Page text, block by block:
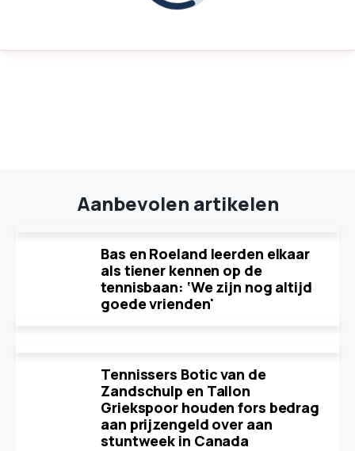
Aanbevolen artikelen
Bas en Roeland leerden elkaar
als tiener kennen op de
tennisbaan: ‘We zijn nog altijd
goede vrienden'
Tennissers Botic van de
Zandschulp en Tallon
Griekspoor houden fors bedrag
aan prijzengeld over aan
stuntweek in Canada